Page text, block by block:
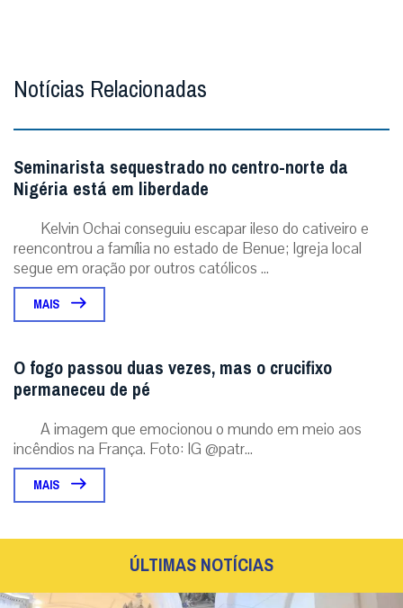
Notícias Relacionadas
Seminarista sequestrado no centro-norte da
Nigéria está em liberdade
Kelvin Ochai conseguiu escapar ileso do cativeiro e
reencontrou a família no estado de Benue; Igreja local
segue em oração por outros católicos ...
MAIS
O fogo passou duas vezes, mas o crucifixo
permaneceu de pé
A imagem que emocionou o mundo em meio aos
incêndios na França. Foto: IG @patr...
MAIS
ÚLTIMAS NOTÍCIAS